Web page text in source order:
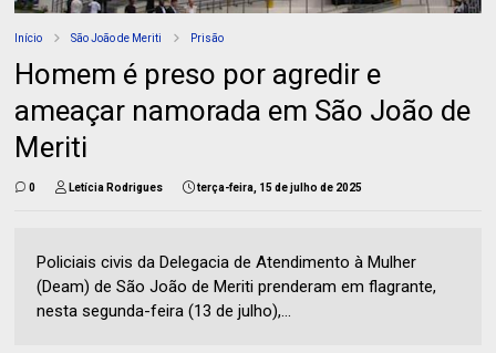
Início São João de Meriti Prisão
Homem é preso por agredir e
ameaçar namorada em São João de
Meriti
0 Letícia Rodrigues terça-feira, 15 de julho de 2025
Policiais civis da Delegacia de Atendimento à Mulher
(Deam) de São João de Meriti prenderam em flagrante,
nesta segunda-feira (13 de julho),...